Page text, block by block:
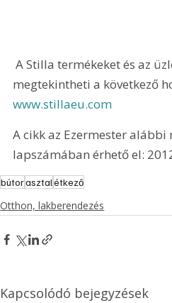
A Stilla termékeket és az üzletek elérhetőségeit
megtekintheti a következő
www.stillaeu.com
A cikk az Ezermester
lapszámában érhető el:
bútorasztalétkező
Otthon, lakberendezés
Kapcsolódó bejegyzések